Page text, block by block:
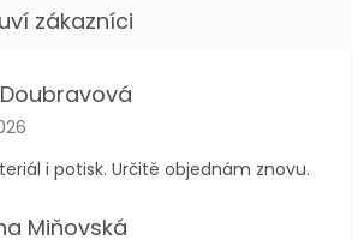
obchodu je 5 z 5 hvězdiček.
i potisk. Určitě objednám znovu.
Miňovská